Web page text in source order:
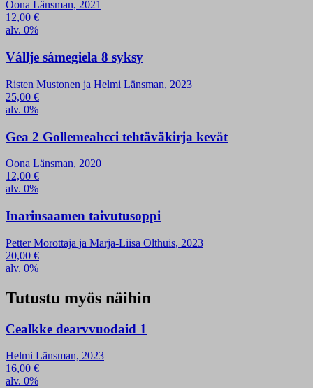
Oona Länsman, 2021
12,00 €
alv. 0%
Vállje sámegiela 8 syksy
Risten Mustonen ja Helmi Länsman, 2023
25,00 €
alv. 0%
Gea 2 Gollemeahcci tehtäväkirja kevät
Oona Länsman, 2020
12,00 €
alv. 0%
Inarinsaamen taivutusoppi
Petter Morottaja ja Marja-Liisa Olthuis, 2023
20,00 €
alv. 0%
Tutustu myös näihin
Cealkke dearvvuođaid 1
Helmi Länsman, 2023
16,00 €
alv. 0%